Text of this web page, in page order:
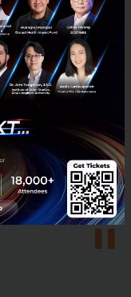
2561 จะมี
มมนาเพื่อ
นรูปแบบของ
2018, Gov
DREAM